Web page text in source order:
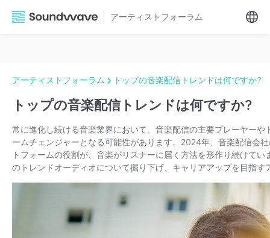
アーティストフォーラム
アーティストフォーラム トップの音楽配信トレンドは何ですか?
トップの音楽配信トレンドは何ですか?
常に進化し続ける音楽業界において、音楽配信の主要プレーヤー
ームチェンジャーとなる可能性があります。2024年、音楽配信会
トフォームの役割が、音楽がリスナーに届く方法を形作り続けて
のトレンドオーディオについて掘り下げ、キャリアアップを目指